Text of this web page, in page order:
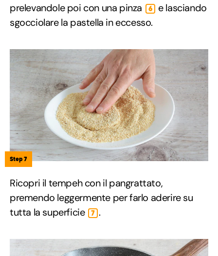
prelevandole poi con una pinza
6
e lasciando
sgocciolare la pastella in eccesso.
Step 7
Ricopri il tempeh con il pangrattato,
premendo leggermente per farlo aderire su
tutta la superficie
7 .